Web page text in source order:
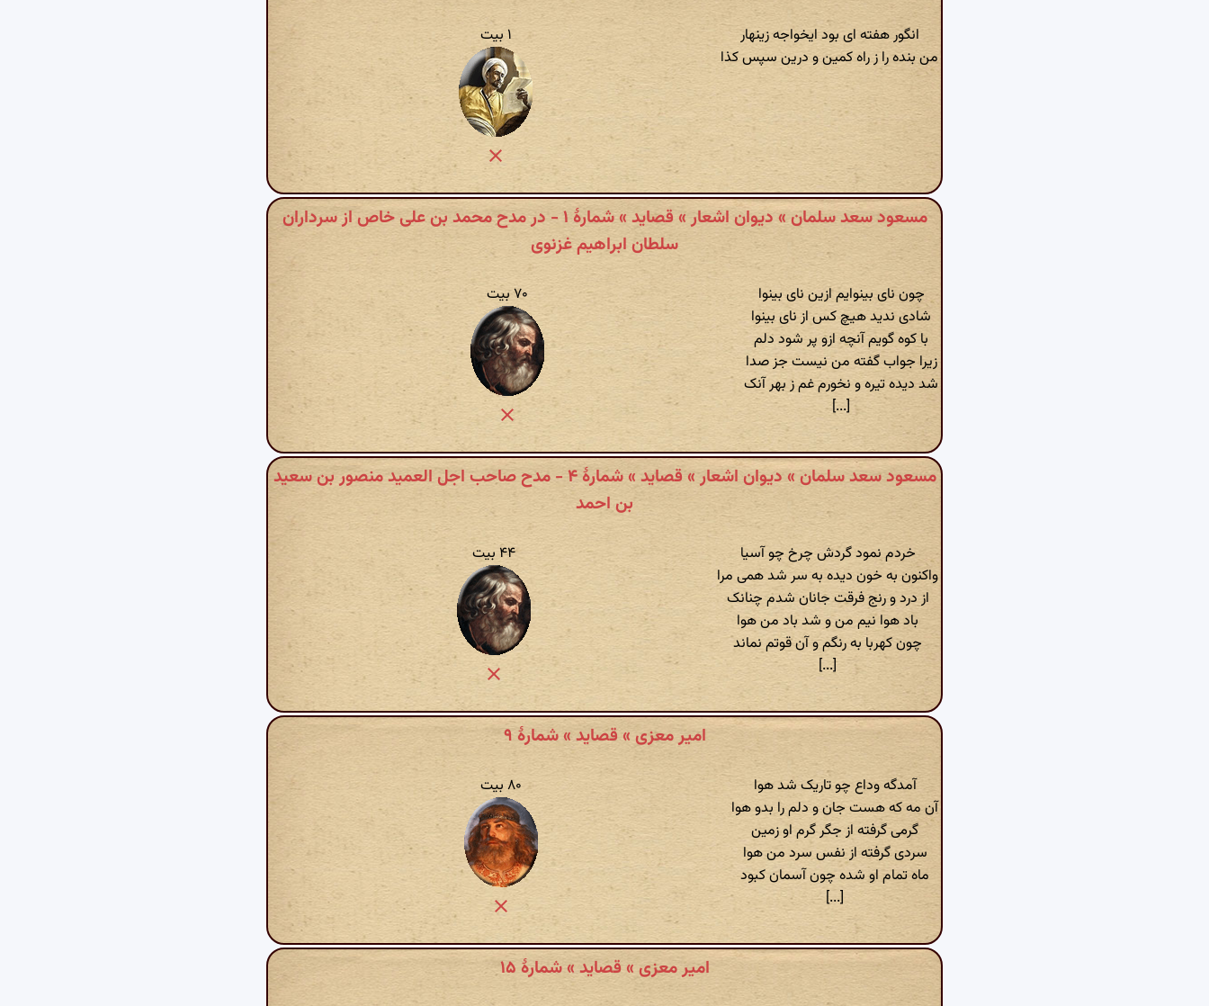
انگور هفته ای بود ایخواجه زینهار
من بنده را ز راه کمین و درین سپس کذا
۱ بیت
مسعود سعد سلمان » دیوان اشعار » قصاید » شمارهٔ ۱ - در مدح محمد بن علی خاص از سرداران
سلطان ابراهیم غزنوی
چون نای بینوایم ازین نای بینوا
شادی ندید هیچ کس از نای بینوا
با کوه گویم آنچه ازو پر شود دلم
زیرا جواب گفته من نیست جز صدا
شد دیده تیره و نخورم غم ز بهر آنک
[...]
۷۰ بیت
مسعود سعد سلمان » دیوان اشعار » قصاید » شمارهٔ ۴ - مدح صاحب اجل العمید منصور بن سعید
بن احمد
خردم نمود گردش چرخ چو آسیا
واکنون به خون دیده به سر شد همی مرا
از درد و رنج فرقت جانان شدم چنانک
باد هوا نیم من و شد باد من هوا
چون کهربا به رنگم و آن قوتم نماند
[...]
۴۴ بیت
امیر معزی » قصاید » شمارهٔ ۹
آمدگه وداع چو تاریک شد هوا
آن مه‌ که هست جان و دلم را بدو هوا
گرمی‌ گرفته از جگر گرم او زمین
سردی‌ گرفته از نفس سرد من هوا
ماه تمام او شده چون آسمان کبود
[...]
۸۰ بیت
امیر معزی » قصاید » شمارهٔ ۱۵